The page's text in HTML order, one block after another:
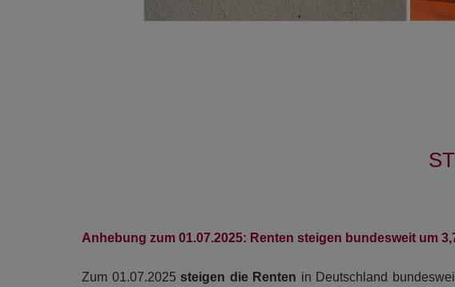
Anhebung zum 01.07.2025: Renten steigen bundesweit um
Zum 01.07.2025 steigen die Renten in Deutschland